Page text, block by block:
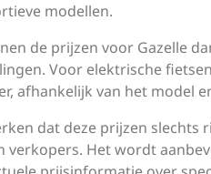
modellen.
de prijzen voor Gazelle
Voor elektrische
afhankelijk van het model
dat deze prijzen slechts
verkopers. Het wordt